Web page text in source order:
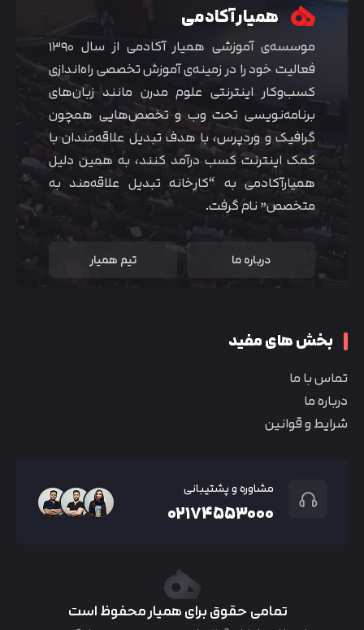
همیار آکادمی
موسسه‌ی آموزشی همیار آکادمی از سال ۱۳۹۰
فعالیت خود را در زمینه‌ی آموزش تخصصی راه‌اندازی
کسب‌و‌کار اینترنتی علوم مدرن مانند زبان‌های
برنامه‌نویسی تحت وب و تخصص‌هایی همچون
گرافیک و وردپرس، با هدف تبدیل علاقه‌مندان با
کمک اینترنت کسب درآمد کنند، به همین دلیل
همیارآکادمی به “کارخانه تبدیل علاقه‌مند به
متخصص” نام گرفت.
درباره ما تیم همیار
بخش های مفید
تماس با ما
درباره ما
شرایط و قوانین
مشاوره و پشتیبانی
۰۲۱۷۴۵۵۳۰۰۰
تمامی حقوق برای همیار محفوظ است
متوجه شدم